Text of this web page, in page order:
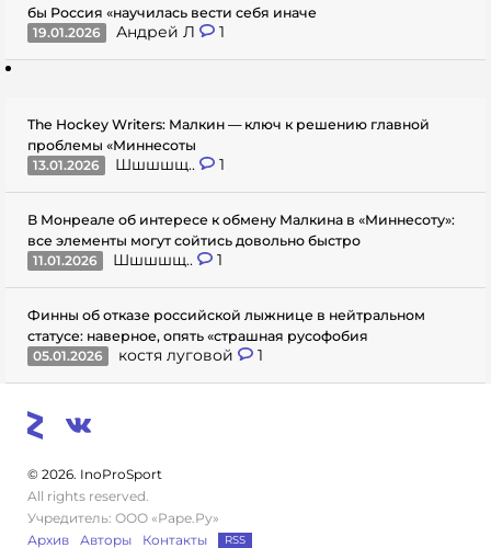
бы Россия «научилась вести себя иначе
19.01.2026
Андрей Л 1
The Hockey Writers: Малкин — ключ к решению главной
проблемы «Миннесоты
13.01.2026
Шшшшщ.. 1
В Монреале об интересе к обмену Малкина в «Миннесоту»:
все элементы могут сойтись довольно быстро
11.01.2026
Шшшшщ.. 1
Финны об отказе российской лыжнице в нейтральном
статусе: наверное, опять «страшная русофобия
05.01.2026
костя луговой 1
© 2026. InoProSport
All rights reserved.
Учредитель: ООО «Раре.Ру»
Архив
Авторы Контакты RSS